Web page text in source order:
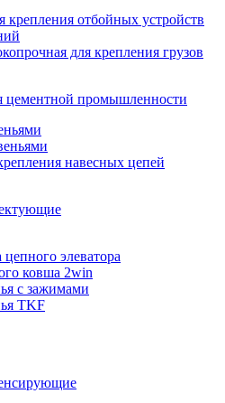
крепления отбойных устройств
для крепления грузов
промышленности
навесных цепей
элеватора
ковша 2win
с зажимами
TKF